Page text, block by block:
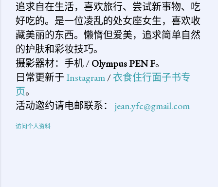
追求自在生活，喜欢旅行、尝试新事物、吃
好吃的。是一位凌乱的处女座女生，喜欢收
藏美丽的东西。懒惰但爱美，追求简单自然
的护肤和彩妆技巧。
摄影器材：手机 /Olympus PEN F。
日常更新于 Instagram/衣食住行面子书专
页。
活动邀约请电邮联系： jean.yfc@gmail.com
访问个人资料